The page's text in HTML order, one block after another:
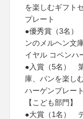
を楽しむギフト
プレート
●優秀賞（3名）
ンのメルヘン文
イヤル コペンハ
●入賞（5名）
庫、パンを楽し
ハーゲンプレート
【こども部門】
●大賞（1名）